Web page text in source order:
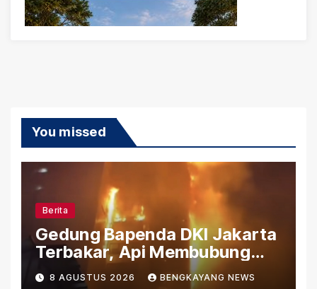
You missed
Berita
Gedung Bapenda DKI Jakarta
Terbakar, Api Membubung
dari Bagian Atas Gedung
8 AGUSTUS 2026 BENGKAYANG NEWS